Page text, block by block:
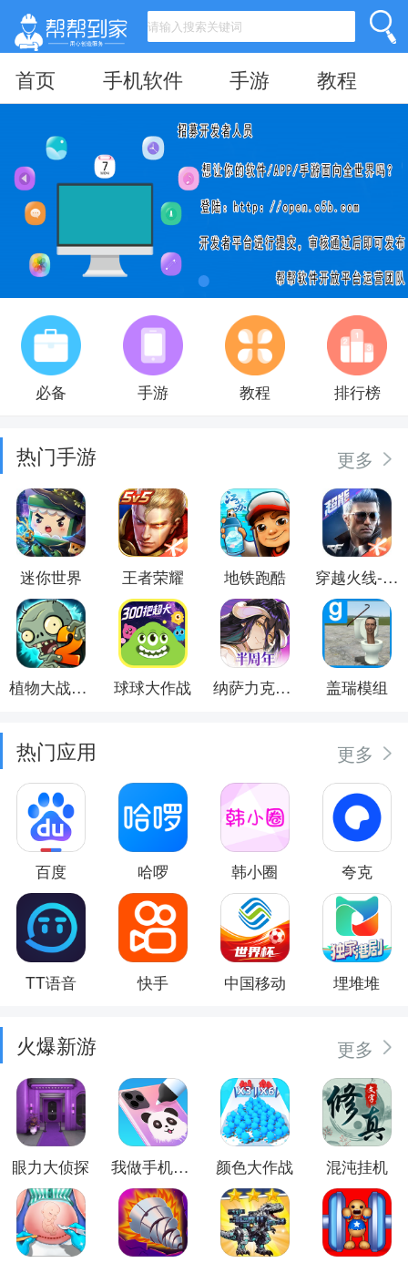
首页 手机软件 手游 教程
必备 手游 教程 排行榜
热门手游 更多
迷你世界 王者荣耀 地铁跑酷 穿越火线-枪战王者
植物大战僵尸2 球球大作战 纳萨力克之王 盖瑞模组
热门应用 更多
百度 哈啰 韩小圈 夸克
TT语音 快手 中国移动 埋堆堆
火爆新游 更多
眼力大侦探 我做手机壳特好看 颜色大作战 混沌挂机